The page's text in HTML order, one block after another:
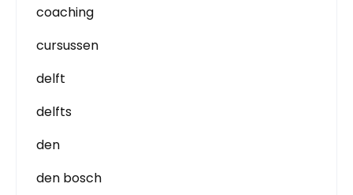
coaching
cursussen
delft
delfts
den
den bosch